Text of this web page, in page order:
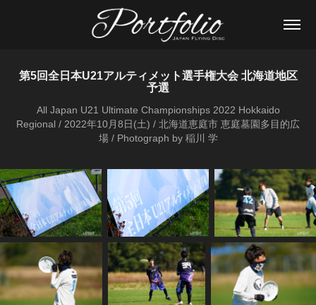
第5回全日本U21アルティメット選手権大会 北海道地区
予選
All Japan U21 Ultimate Championships 2022 Hokkaido
Regional / 2022年10月8日(土) / 北海道恵庭市 恵庭墓園多目的広
場 / Photograph by 稲川 学